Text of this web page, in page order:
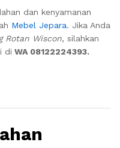
dan kenyamanan
Mebel Jepara. Jika Anda
Rotan Wiscon, silahkan
di WA 08122224393.